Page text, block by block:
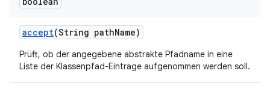
accept(String pathName)
Prüft, ob der angegebene abstrakte Pfadname in eine
Liste der Klassenpfad-Einträge aufgenommen werden soll.